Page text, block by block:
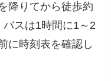
降りてから徒歩約
スは1時間に1～2
に時刻表を確認し